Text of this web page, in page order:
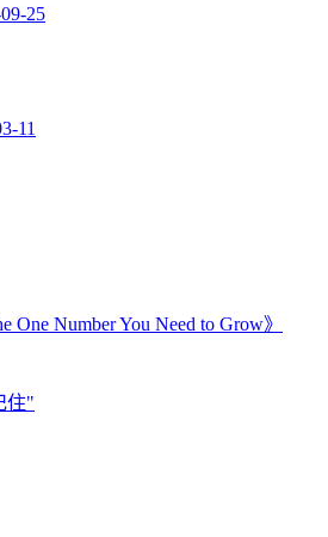
25
11
Number You Need to Grow》
住"